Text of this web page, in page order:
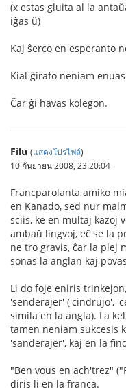
(x estas gluita al la
iĝas ŭ)
Kaj ŝerco en esperanto
Kial ĝirafo neniam enuas
Ĉar ĝi havas kolegon.
Filu (แสดงโปรไฟล์)
10 กันยายน 2008, 23:20:04
Francparolanta amiko
en Kanado, sed nur
sciis, ke en multaj kazoj
ambaŭ lingvoj, eĉ se la
ne tro gravis, ĉar la plej
sonas la anglan kaj
Li do foje eniris
'senderajer' ('cindrujo',
simila en la angla). La
tamen neniam sukcesis
'sanderajer', kaj en la
"Ben vous en ach'trez"
diris li en la franca.